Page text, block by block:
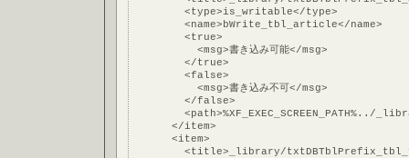
        <type>is_writable</type>
        <name>bWrite_tbl_article</name>
        <true>
          <msg>書き込み可能</msg>
        </true>
        <false>
          <msg>書き込み不可</msg>
        </false>
<path>%XF_EXEC_SCREEN_PATH%../
      </item>
      <item>
<title>_library/